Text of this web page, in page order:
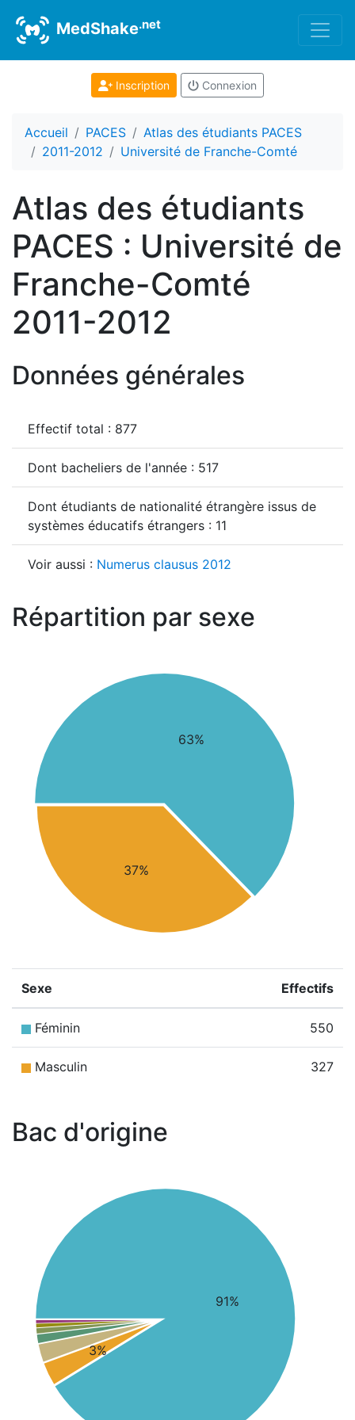
MedShake.net
Inscription Connexion
Accueil PACES
Atlas des étudiants PACES
2011-2012
Université de Franche-Comté
Atlas des étudiants
PACES : Université de
Franche-Comté
2011-2012
Données générales
Effectif total : 877
Dont bacheliers de l'année : 517
Dont étudiants de nationalité étrangère issus de
systèmes éducatifs étrangers : 11
Voir aussi : Numerus clausus 2012
Répartition par sexe
63%
37%
Sexe Effectifs
Féminin 550
Masculin 327
Bac d'origine
91%
3%